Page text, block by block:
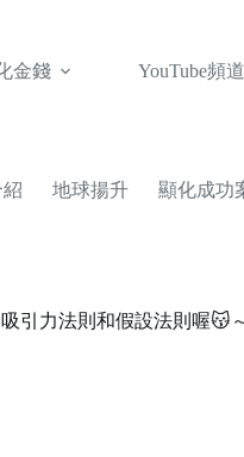
金錢 YouTube頻道
地球揚升 顯化成功
引力法則和假設法則喔😽